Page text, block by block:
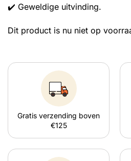
✔️ Geweldige uitvinding.
Dit product is nu niet op
Gratis verzending boven
€125